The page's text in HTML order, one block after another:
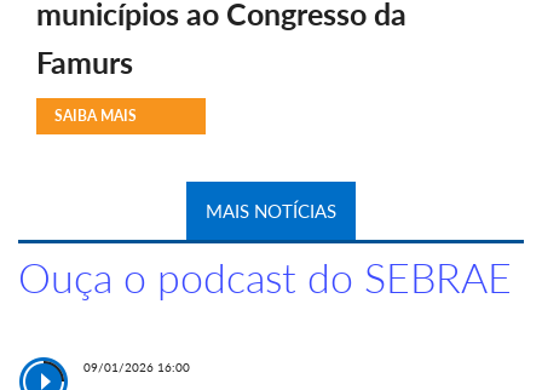
municípios ao Congresso da
Famurs
SAIBA MAIS
MAIS NOTÍCIAS
Ouça o podcast do SEBRAE
09/01/2026 16:00